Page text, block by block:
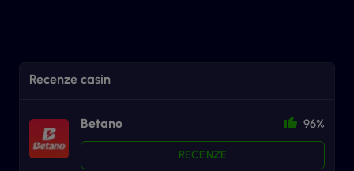
Recenze casin
Betano 96%
RECENZE